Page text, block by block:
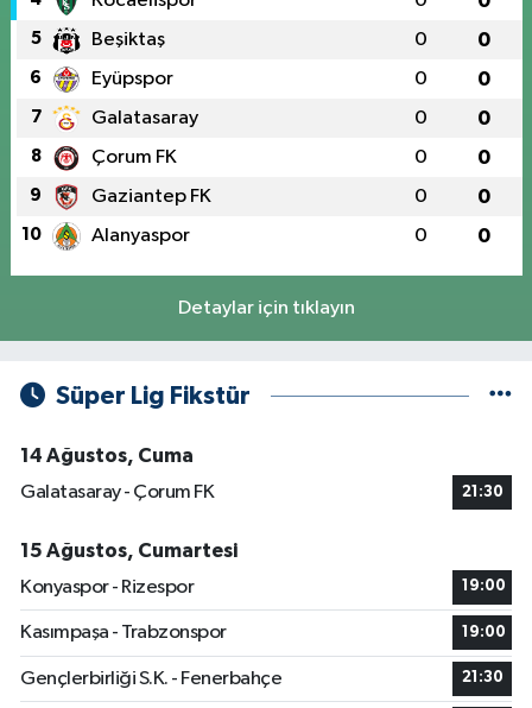
5 Beşiktaş 0 0
6 Eyüpspor 0 0
7 Galatasaray 0 0
8 Çorum FK 0 0
9 Gaziantep FK 0 0
10 Alanyaspor 0 0
Detaylar için tıklayın
Süper Lig Fikstür
14 Ağustos, Cuma
Galatasaray - Çorum FK
21:30
15 Ağustos, Cumartesi
Konyaspor - Rizespor
19:00
Kasımpaşa - Trabzonspor 19:00
Gençlerbirliği S.K. - Fenerbahçe 21:30